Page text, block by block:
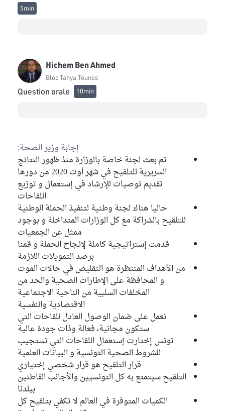
5min
Hichem Ben Ahmed
Bloc Tahya Tounes
Question orale 10min
إجابة وزير الصحة:
تم بعث لجنة خاصة بالوزارة منذ ظهور النتائج
السريرية للتلقيح في شهر أوت 2020 من دورها
تقديم توصيات للإرشاد في إستعمال و توزيع
اللقاحات
حاليا هناك لجنة وطنية لتنفيذ الحملة الوطنية
للتلقيح بالشراكة مع كل الوزارات المتداخلة و بوجود
ممثل عن الجمعيات
قدمت إستراتيجية كاملة لإنجاح الحملة و قمنا
برصد التمويلات اللازمة
من الأهداف المنتظرة هو التقليص في حالات الموت
و المحافظة على الإطارات الصحية والحد من
المخلفات السلبية من الناحية الاجتماعية
الاقتصادية والنفسية
نعمل على ضمان الوصول العادل للقاحات التي
ستكون مجانية، فعالة وذات جودة عالية
تونس إختارت إستعمال اللقاحات التي تستجيب
للشروط الصحية التونسية و البيانات العلمية
قرار التلقيح هو قرار شخصي إختياري
التلقيح سيتمتع به كل التونسيين والأجانب القاطنين
ببلدنا
الكميات المتوفرة في العالم لا تكفي بتلقيح كل